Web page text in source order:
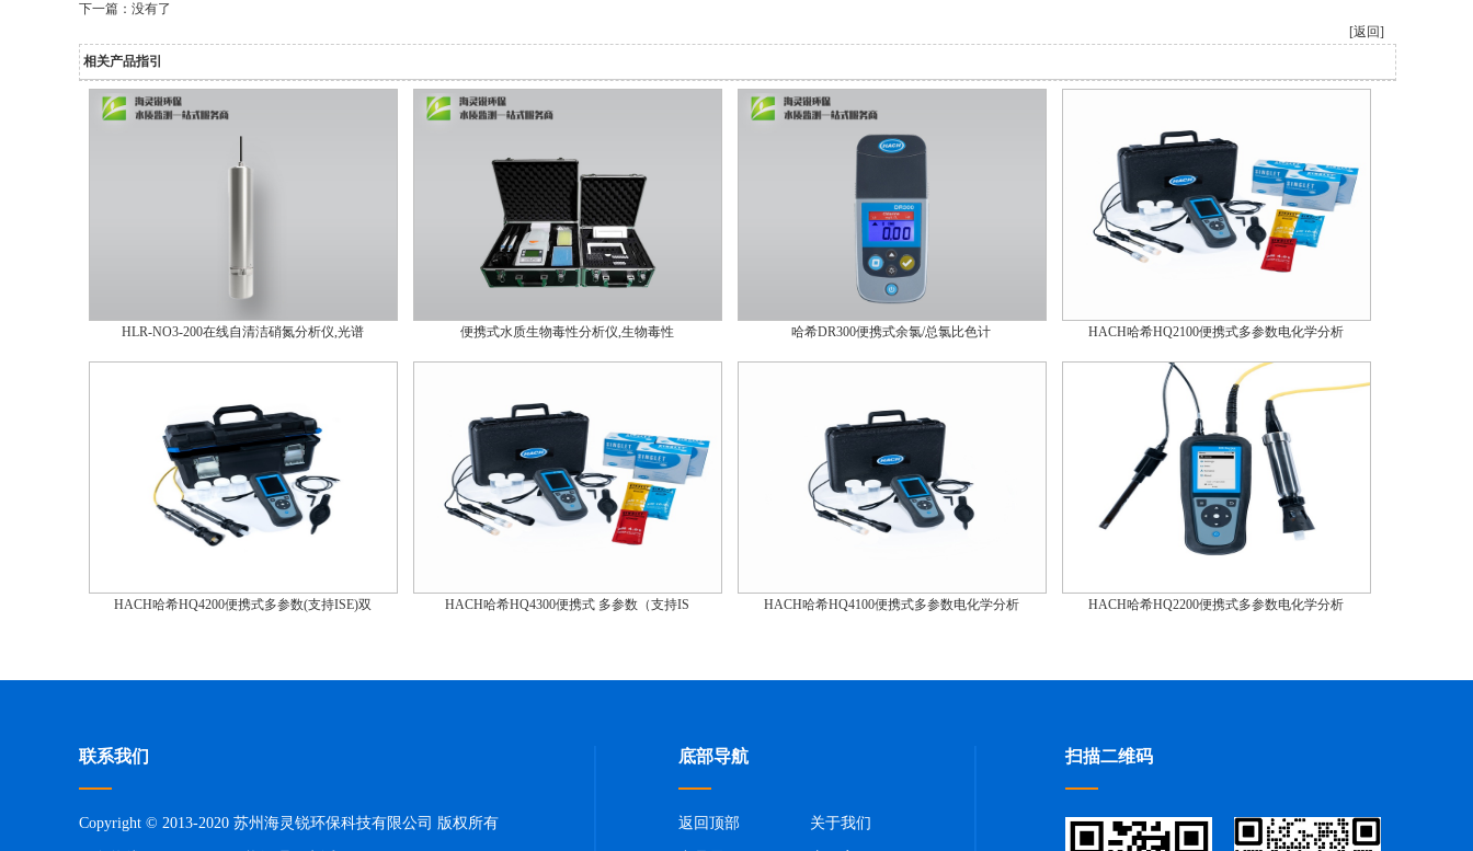
下一篇：没有了
[返回]
相关产品指引
HLR-NO3-200在线自清洁硝氮分析仪,光谱 便携式水质生物毒性分析仪,生物毒性 哈希DR300便携式余氯/总氯比色计 HACH哈希HQ2100便携式多参数电化学分析
HACH哈希HQ4200便携式多参数(支持ISE)双 HACH哈希HQ4300便携式 多参数（支持IS HACH哈希HQ4100便携式多参数电化学分析 HACH哈希HQ2200便携式多参数电化学分析
联系我们
Copyright © 2013-2020 苏州海灵锐环保科技有限公司 版权所有
底部导航
返回顶部 关于我们
扫描二维码